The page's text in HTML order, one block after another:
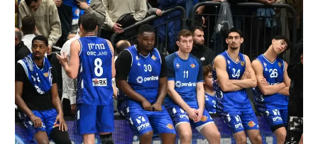
רשיון להקרנה פומבית לבית עסק
הצטרפות לחבילת הערוצים
לוח דרושים – ג'ובנט
תגיות